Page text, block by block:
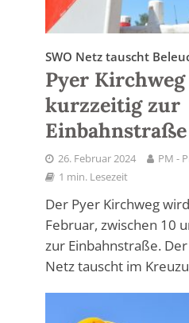
SWO Netz tauscht
Pyer
kurzzeitig zur
Einbahnstraße
26. Februar 2024
PM -
1 min. Lesezeit
Der Pyer Kirchweg
Februar, zwischen 10
zur Einbahnstraße.
Netz tauscht im